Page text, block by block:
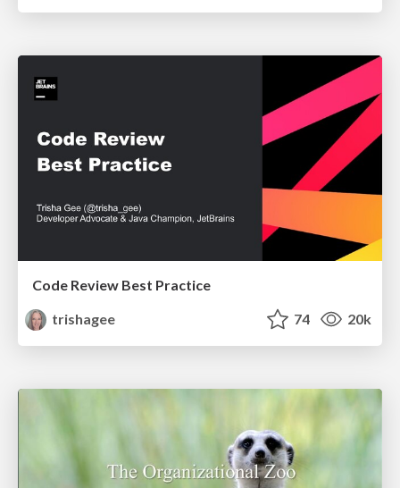
Code Review Best Practice
trishagee
74 20k